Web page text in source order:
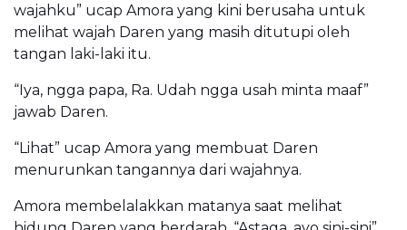
wajahku” ucap Amora yang kini berusaha untuk
melihat wajah Daren yang masih ditutupi oleh
tangan laki-laki itu.
“Iya, ngga papa, Ra. Udah ngga usah minta maaf”
jawab Daren.
“Lihat” ucap Amora yang membuat Daren
menurunkan tangannya dari wajahnya.
Amora membelalakkan matanya saat melihat